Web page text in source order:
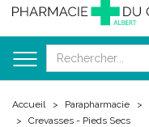
Accueil Parapharmacie
Crevasses - Pieds Secs